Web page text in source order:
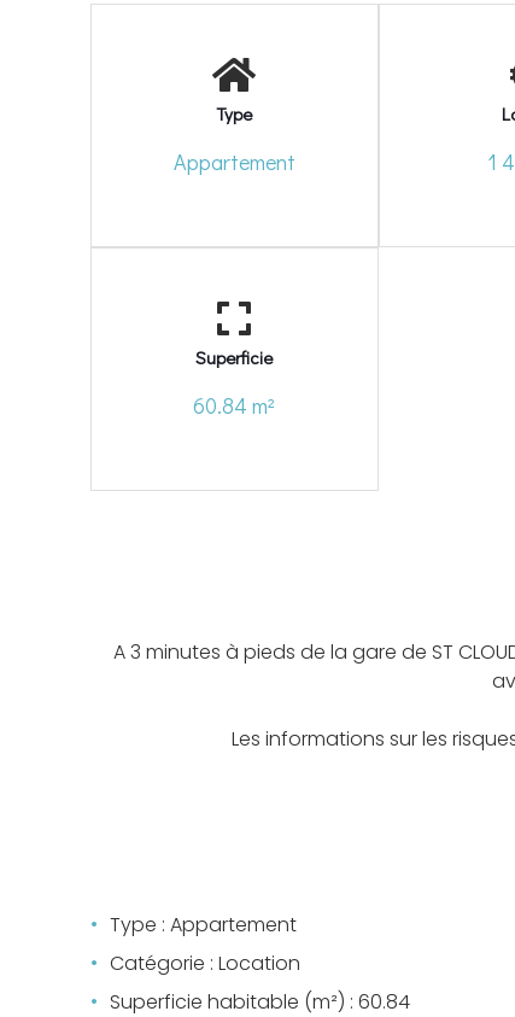
Type
Appartement 1
Superficie
60.84 m²
A 3 minutes à pieds de la gare de ST
Les informations sur les
Type : Appartement
Catégorie : Location
Superficie habitable (m²) : 60.84